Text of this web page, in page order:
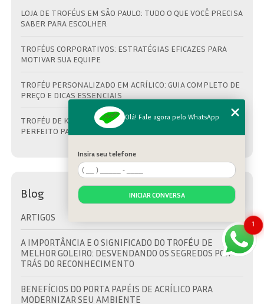
LOJA DE TROFÉUS EM SÃO PAULO: TUDO O QUE VOCÊ PRECISA
SABER PARA ESCOLHER
TROFÉUS CORPORATIVOS: ESTRATÉGIAS EFICAZES PARA
MOTIVAR SUA EQUIPE
TROFÉU PERSONALIZADO EM ACRÍLICO: GUIA COMPLETO DE
PREÇO E DICAS ESSENCIAIS
TROFÉU DE KART EM ACRÍLICO: COMO ESCOLHER O MODELO
PERFEITO PARA PREMIAÇÕES
Blog
ARTIGOS
A IMPORTÂNCIA E O SIGNIFICADO DO TROFÉU DE
MELHOR GOLEIRO: DESVENDANDO OS SEGREDOS POR
TRÁS DO RECONHECIMENTO
BENEFÍCIOS DO PORTA PAPÉIS DE ACRÍLICO PARA
MODERNIZAR SEU AMBIENTE
1
Olá! Fale agora pelo WhatsApp
Insira seu telefone
INICIAR CONVERSA